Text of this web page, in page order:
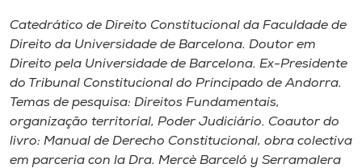
Catedrático de Direito Constitucional da Faculdade de
Direito da Universidade de Barcelona. Doutor em
Direito pela Universidade de Barcelona. Ex-Presidente
do Tribunal Constitucional do Principado de Andorra.
Temas de pesquisa: Direitos Fundamentais,
organização territorial, Poder Judiciário. Coautor do
livro: Manual de Derecho Constitucional, obra colectiva
em parceria con la Dra. Mercè Barceló y Serramalera